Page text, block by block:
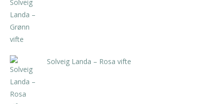
Solveig Landa – Rosa vifte